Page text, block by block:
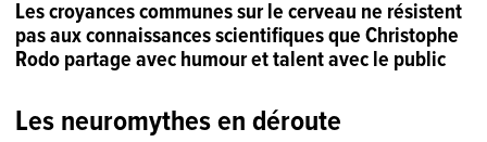
Les croyances communes sur le cerveau ne résistent
pas aux connaissances scientifiques que Christophe
Rodo partage avec humour et talent avec le public
Les neuromythes en déroute